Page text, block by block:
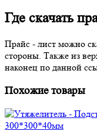
Где скачать
Прайс - лист можно
стороны. Также из
наконец по данной
Похожие товары